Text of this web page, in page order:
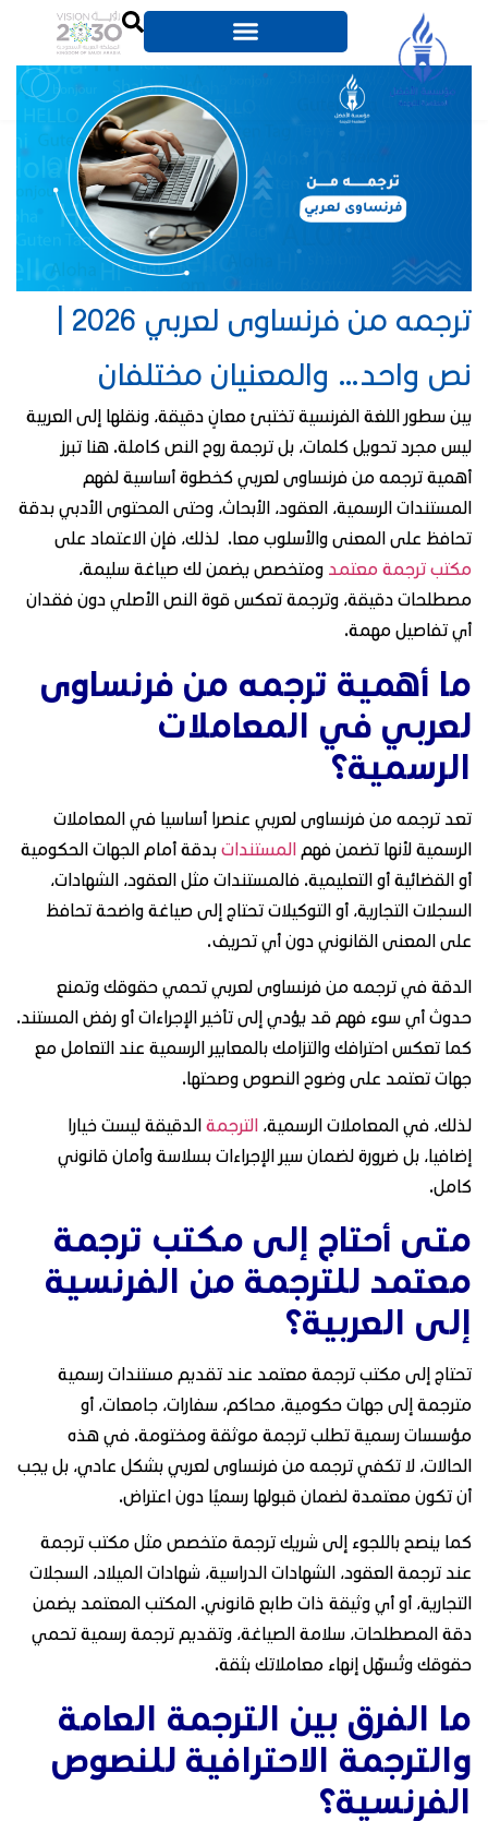
نص واحد… والمعنيان مختلفان
بين سطور اللغة الفرنسية تختبئ معانٍ دقيقة، ونقلها إلى العربية
ليس مجرد تحويل كلمات، بل ترجمة روح النص كاملة. هنا تبرز
أهمية ترجمه من فرنساوى لعربي كخطوة أساسية لفهم
المستندات الرسمية، العقود، الأبحاث، وحتى المحتوى الأدبي بدقة
تحافظ على المعنى والأسلوب معا. لذلك، فإن الاعتماد على
مكتب ترجمة معتمد ومتخصص يضمن لك صياغة سليمة،
مصطلحات دقيقة، وترجمة تعكس قوة النص الأصلي دون فقدان
أي تفاصيل مهمة.
ما أهمية ترجمه من فرنساوى
لعربي في المعاملات
الرسمية؟
تعد ترجمه من فرنساوى لعربي عنصرا أساسيا في المعاملات
الرسمية لأنها تضمن فهم المستندات بدقة أمام الجهات الحكومية
أو القضائية أو التعليمية. فالمستندات مثل العقود، الشهادات،
السجلات التجارية، أو التوكيلات تحتاج إلى صياغة واضحة تحافظ
على المعنى القانوني دون أي تحريف.
الدقة في ترجمه من فرنساوى لعربي تحمي حقوقك وتمنع
حدوث أي سوء فهم قد يؤدي إلى تأخير الإجراءات أو رفض المستند.
كما تعكس احترافك والتزامك بالمعايير الرسمية عند التعامل مع
جهات تعتمد على وضوح النصوص وصحتها.
لذلك، في المعاملات الرسمية، الترجمة الدقيقة ليست خيارا
إضافيا، بل ضرورة لضمان سير الإجراءات بسلاسة وأمان قانوني
كامل.
متى أحتاج إلى مكتب ترجمة
معتمد للترجمة من الفرنسية
إلى العربية؟
تحتاج إلى مكتب ترجمة معتمد عند تقديم مستندات رسمية
مترجمة إلى جهات حكومية، محاكم، سفارات، جامعات، أو
مؤسسات رسمية تطلب ترجمة موثقة ومختومة. في هذه
الحالات، لا تكفي ترجمه من فرنساوى لعربي بشكل عادي، بل يجب
أن تكون معتمدة لضمان قبولها رسميًا دون اعتراض.
كما ينصح باللجوء إلى شريك ترجمة متخصص مثل مكتب ترجمة
عند ترجمة العقود، الشهادات الدراسية، شهادات الميلاد، السجلات
التجارية، أو أي وثيقة ذات طابع قانوني. المكتب المعتمد يضمن
دقة المصطلحات، سلامة الصياغة، وتقديم ترجمة رسمية تحمي
حقوقك وتُسهّل إنهاء معاملاتك بثقة.
ما الفرق بين الترجمة العامة
والترجمة الاحترافية للنصوص
الفرنسية؟